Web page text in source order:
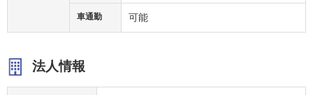
車通勤 可能
法人情報